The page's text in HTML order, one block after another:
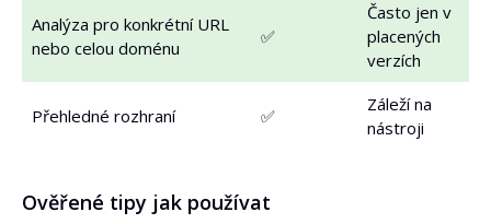
Analýza pro konkrétní URL
nebo celou doménu
✅
Často jen v
placených
verzích
Přehledné rozhraní ✅
Záleží na
nástroji
Ověřené tipy jak používat